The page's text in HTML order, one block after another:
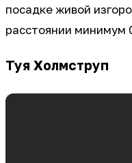
посадке живой
расстоянии минимум
Туя Холмструп